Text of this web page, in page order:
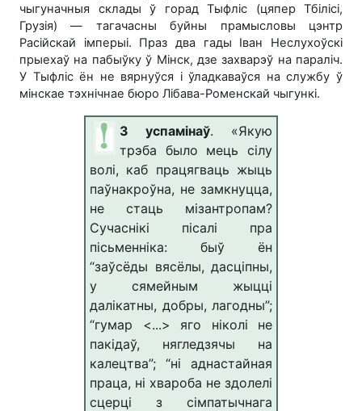
чыгуначныя склады ў горад Тыфліс (цяпер Тбілісі,
Грузія) — тагачасны буйны прамысловы цэнтр
Расійскай імперыі. Праз два гады Іван Неслухоўскі
прыехаў на пабыўку ў Мінск, дзе захварэў на параліч.
У Тыфліс ён не вярнуўся і ўладкаваўся на службу ў
мінскае тэхнічнае бюро Лібава-Роменскай чыгункі.
З успамінаў. «Якую
трэба было мець сілу
волі, каб працягваць жыць
паўнакроўна, не замкнуцца,
не стаць мізантропам?
Сучаснікі пісалі пра
пісьменніка: быў ён
“заўсёды вясёлы, дасціпны,
у сямейным жыцці
далікатны, добры, лагодны”;
“гумар <...> яго ніколі не
пакідаў, нягледзячы на
калецтва”; “ні аднастайная
праца, ні хвароба не здолелі
сцерці з сімпатычнага